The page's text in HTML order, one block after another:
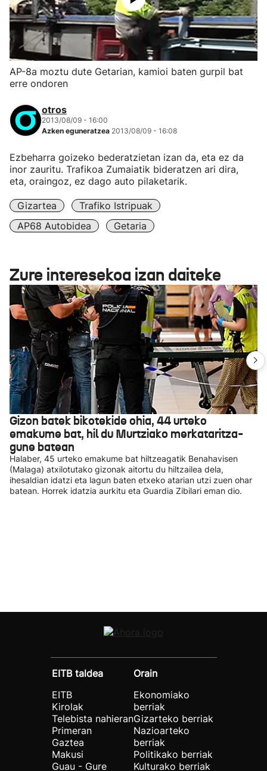
AP-8a moztu dute Getarian, kamioi baten gurpil bat
erre ondoren
otros
2013/08/09 - 16:00
Azken eguneratzea 2013/08/09 - 16:08
Ezbeharra goizeko bederatzietan izan da, eta ez da
inor zauritu. Trafikoa Zumaiatik bideratzen ari dira,
eta, oraingoz, ez dago auto pilaketarik.
Gizartea
Trafiko Istripuak
AP68 Autobidea
Getaria
Zure interesekoa izan daiteke
Gizon batek bikotekide ohia, 44 urteko
emakume bat, hil du Murtziako merkataritza-
gune batean
Halaber, 45 urteko emakume bat hiltzeagatik Benahavisen
(Malaga) atxilotutako gizonak aitortu du hiltzailea dela,
ihesaldian idatzi eta lagun baten etxeko atarian utzi zuen ohar
batean. Horrek idatzia aurkitu eta Guardia Zibilari eman dio.
EITB taldea
EITB
Kirolak
Telebista nahieran
Primeran
Gaztea
Makusi
Guau - Gure
Orain
Ekonomiako
berriak
Gizarteko berriak
Nazioarteko
berriak
Politikako berriak
Kulturako berriak